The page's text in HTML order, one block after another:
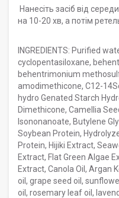
Нанесіть засіб від
на 10-20 хв, а потім
INGREDIENTS: Purified
cyclopentasiloxane,
behentrimonium
amodimethicone, C12-
hydro Genated Starch
Dimethicone, Camellia
Isononanoate, Butylene
Soybean Protein,
Protein, Hijiki Extract,
Extract, Flat Green Algae
Extract, Canola Oil, Argan
oil, grape seed oil,
oil, rosemary leaf oil,